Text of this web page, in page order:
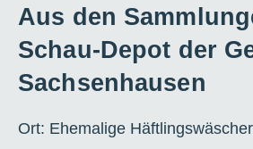
Aus den
Schau-Depot der
Sachsenhausen
Ort: Ehemalige